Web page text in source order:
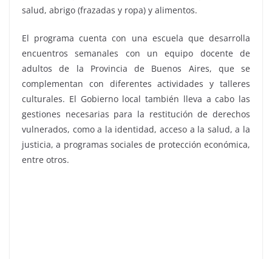
salud, abrigo (frazadas y ropa) y alimentos.
El programa cuenta con una escuela que desarrolla
encuentros semanales con un equipo docente de
adultos de la Provincia de Buenos Aires, que se
complementan con diferentes actividades y talleres
culturales. El Gobierno local también lleva a cabo las
gestiones necesarias para la restitución de derechos
vulnerados, como a la identidad, acceso a la salud, a la
justicia, a programas sociales de protección económica,
entre otros.